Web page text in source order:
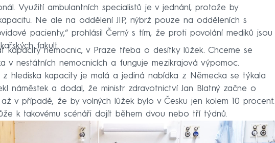
Využití ambulantních specialistů je v jednání, protože by
Ne ale na oddělení JIP, nýbrž pouze na odděleních s
pacienty,“ prohlásil Černý s tím, že proti povolání mediků jsou
fakult.
kapacity nemocnic, v Praze třeba o desítky lůžek. Chceme se
v nestátních nemocnicích a funguje mezikrajová výpomoc.
z hlediska kapacity je malá a jediná nabídka z Německa se týkala
náměstek a dodal, že ministr zdravotnictví Jan Blatný začne o
v případě, že by volných lůžek bylo v Česku jen kolem 10 procent.
k takovému scénáři dojít během dvou nebo tří týdnů.